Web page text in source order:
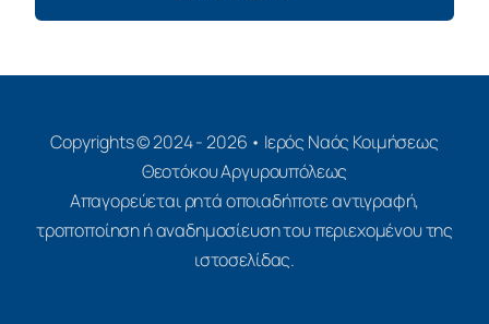
Copyrights © 2024 - 2026 • Ιερός Ναός Κοιμήσεως
Θεοτόκου Αργυρουπόλεως
Απαγορεύεται ρητά οποιαδήποτε αντιγραφή,
τροποποίηση ή αναδημοσίευση του περιεχομένου της
ιστοσελίδας.